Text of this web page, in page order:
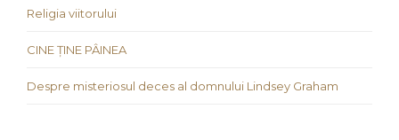
Religia viitorului
CINE ȚINE PÂINEA
Despre misteriosul deces al domnului Lindsey Graham